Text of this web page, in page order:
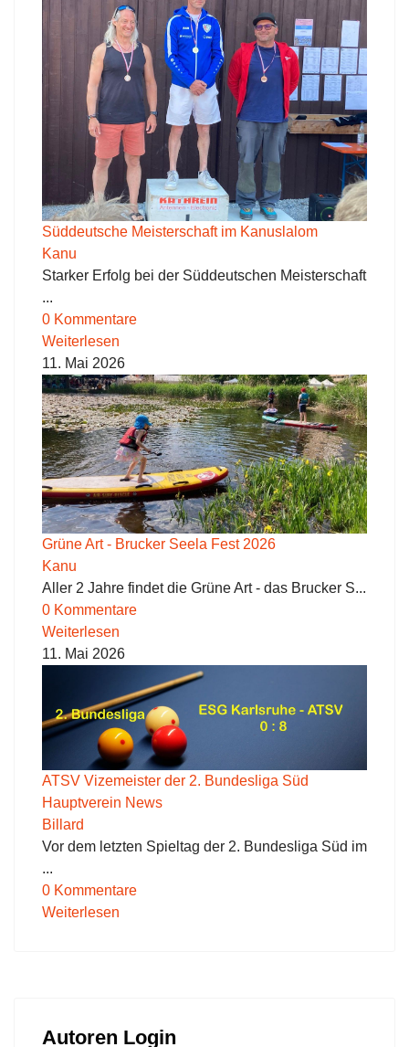
Süddeutsche Meisterschaft im Kanuslalom
Kanu
Starker Erfolg bei der Süddeutschen Meisterschaft
...
0 Kommentare
Weiterlesen
11. Mai 2026
Grüne Art - Brucker Seela Fest 2026
Kanu
Aller 2 Jahre findet die Grüne Art - das Brucker S...
0 Kommentare
Weiterlesen
11. Mai 2026
ATSV Vizemeister der 2. Bundesliga Süd
Hauptverein News
Billard
Vor dem letzten Spieltag der 2. Bundesliga Süd im
...
0 Kommentare
Weiterlesen
Autoren Login